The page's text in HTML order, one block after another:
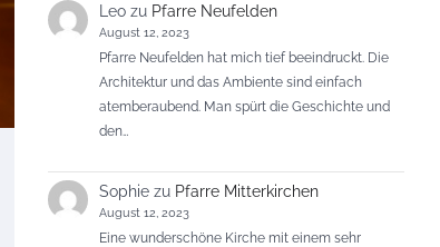
Leo zu Pfarre Neufelden
August 12, 2023
Pfarre Neufelden hat mich tief beeindruckt. Die
Architektur und das Ambiente sind einfach
atemberaubend. Man spürt die Geschichte und
den…
Sophie zu Pfarre Mitterkirchen
August 12, 2023
Eine wunderschöne Kirche mit einem sehr